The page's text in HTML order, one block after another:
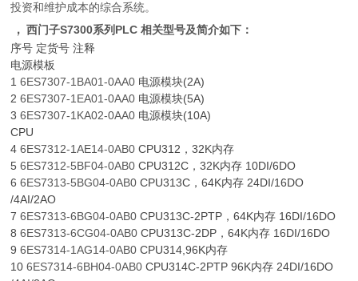
投资和维护成本的综合系统。
，西门子S7300系列PLC 相关型号及简介如下：
序号 定货号 注释
电源模板
16ES7307-1BA01-0AA0 电源模块(2A)
26ES7307-1EA01-0AA0 电源模块(5A)
36ES7307-1KA02-0AA0 电源模块(10A)
CPU
46ES7312-1AE14-0AB0 CPU312，32K内存
56ES7312-5BF04-0AB0 CPU312C，32K内存 10DI/6DO
66ES7313-5BG04-0AB0 CPU313C，64K内存 24DI/16DO
/4AI/2AO
76ES7313-6BG04-0AB0 CPU313C-2PTP，64K内存 16DI/16DO
86ES7313-6CG04-0AB0 CPU313C-2DP，64K内存 16DI/16DO
96ES7314-1AG14-0AB0 CPU314,96K内存
106ES7314-6BH04-0AB0 CPU314C-2PTP 96K内存 24DI/16DO